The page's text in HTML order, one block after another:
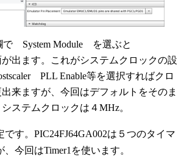
で System Module を選ぶと
出ます。これがシステムクロックの設
PLL Enable等を選択すればクロ
来ますが、今回はデフォルトをそのま
ステムクロックは４MHz。
す。PIC24FJ64GA002は５つのタイマ
今回はTimer1を使います。